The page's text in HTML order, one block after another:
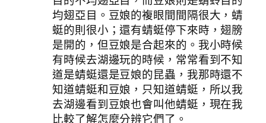
均翅亞目。豆娘的複眼間間隔很大，蜻
蜓的則很小；還有蜻蜓停下來時，翅膀
是開的，但豆娘是合起來的。我小時候
有時候去湖邊玩的時候，常常看到不知
道是蜻蜓還是豆娘的昆蟲，我那時還不
知道蜻蜓和豆娘，只知道蜻蜓，所以我
去湖邊看到豆娘也會叫他蜻蜓，現在我
比較了解怎麼分辨它們了。